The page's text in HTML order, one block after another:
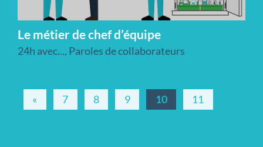
Le métier de chef d’équipe
24h avec..., Paroles de collaborateurs
« 7 8 9 10 11